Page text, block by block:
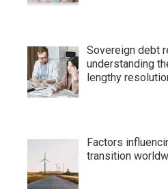
Sovereign debt
understanding
lengthy
Factors
transition